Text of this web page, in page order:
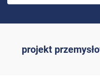
projekt